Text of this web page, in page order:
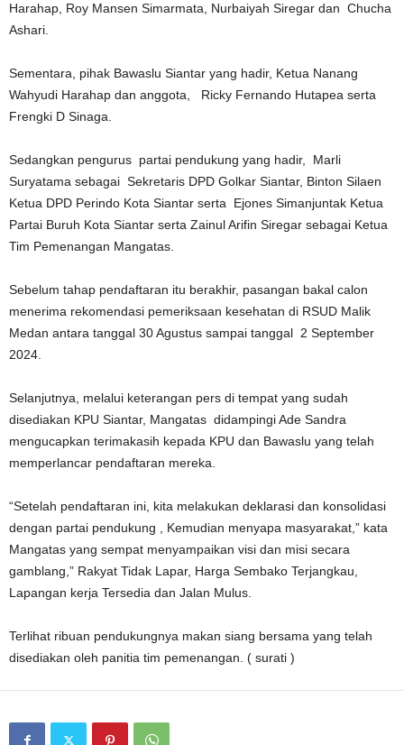
Harahap, Roy Mansen Simarmata, Nurbaiyah Siregar dan Chucha
Ashari.
Sementara, pihak Bawaslu Siantar yang hadir, Ketua Nanang
Wahyudi Harahap dan anggota, Ricky Fernando Hutapea serta
Frengki D Sinaga.
Sedangkan pengurus partai pendukung yang hadir, Marli
Suryatama sebagai Sekretaris DPD Golkar Siantar, Binton Silaen
Ketua DPD Perindo Kota Siantar serta Ejones Simanjuntak Ketua
Partai Buruh Kota Siantar serta Zainul Arifin Siregar sebagai Ketua
Tim Pemenangan Mangatas.
Sebelum tahap pendaftaran itu berakhir, pasangan bakal calon
menerima rekomendasi pemeriksaan kesehatan di RSUD Malik
Medan antara tanggal 30 Agustus sampai tanggal 2 September
2024.
Selanjutnya, melalui keterangan pers di tempat yang sudah
disediakan KPU Siantar, Mangatas didampingi Ade Sandra
mengucapkan terimakasih kepada KPU dan Bawaslu yang telah
memperlancar pendaftaran mereka.
“Setelah pendaftaran ini, kita melakukan deklarasi dan konsolidasi
dengan partai pendukung , Kemudian menyapa masyarakat,” kata
Mangatas yang sempat menyampaikan visi dan misi secara
gamblang,” Rakyat Tidak Lapar, Harga Sembako Terjangkau,
Lapangan kerja Tersedia dan Jalan Mulus.
Terlihat ribuan pendukungnya makan siang bersama yang telah
disediakan oleh panitia tim pemenangan. ( surati )